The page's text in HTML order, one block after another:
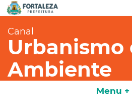
Canal
Urbanismo
Ambiente